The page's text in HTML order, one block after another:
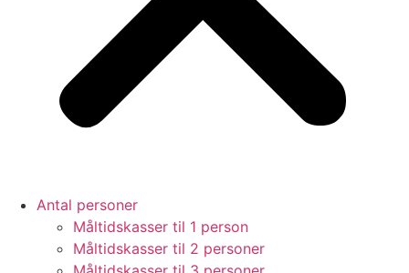
Antal personer
Måltidskasser til 1 person
Måltidskasser til 2 personer